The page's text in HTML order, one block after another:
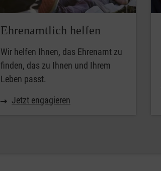
Ehrenamtlich helfen
Wir helfen Ihnen, das Ehrenamt zu
finden, das zu Ihnen und Ihrem
Leben passt.
Jetzt engagieren